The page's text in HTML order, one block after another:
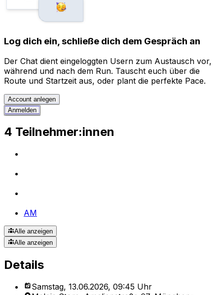
Log dich ein, schließe dich dem Gespräch an
Der Chat dient eingeloggten Usern zum Austausch vor,
während und nach dem Run. Tauscht euch über die
Route und Startzeit aus, oder plant die perfekte Pace.
Account anlegen
Anmelden
4 Teilnehmer:innen
AM
Alle anzeigen
Alle anzeigen
Details
Samstag, 13.06.2026, 09:45 Uhr